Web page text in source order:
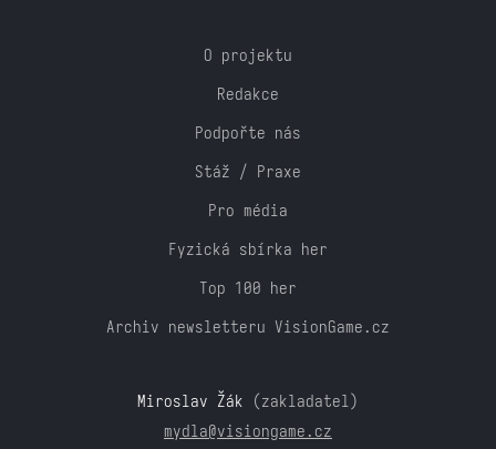
O projektu
Redakce
Podpořte nás
Stáž / Praxe
Pro média
Fyzická sbírka her
Top 100 her
Archiv newsletteru VisionGame.cz
Miroslav Žák (zakladatel)
mydla@visiongame.cz